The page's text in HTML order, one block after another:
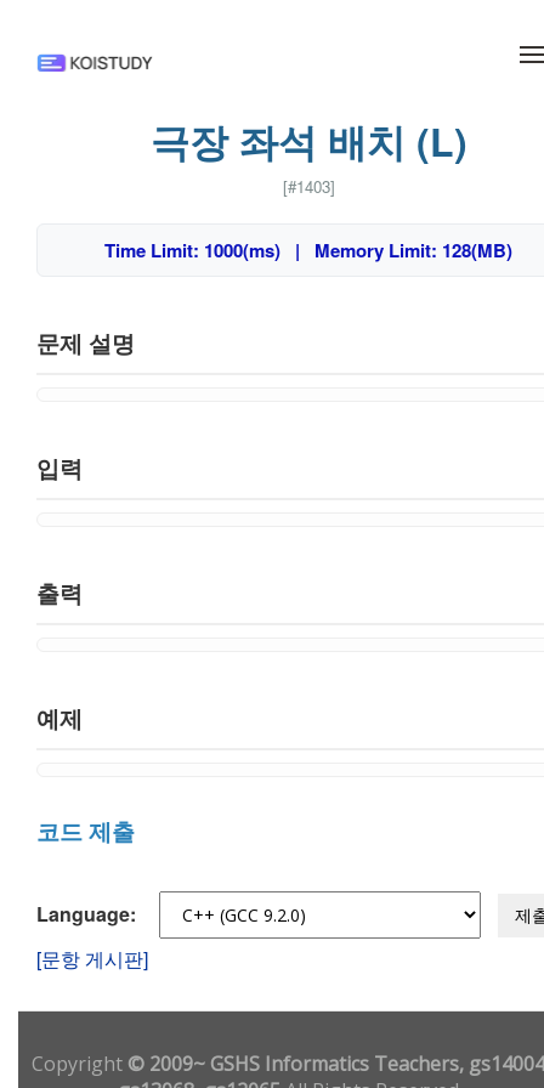
극장 좌석 배치 (L)
[#1403]
Time Limit: 1000(ms) | Memory Limit: 128(MB)
문제 설명
입력
출력
예제
코드 제출
Language: 제
[문항 게시판]
Copyright© 2009~ GSHS Informatics Teachers,